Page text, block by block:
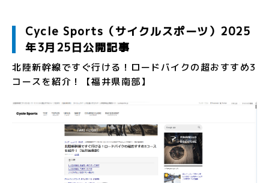
Cycle Sports（サイクルスポーツ）2025
年3月25日公開記事
北陸新幹線ですぐ行ける！ロードバイクの超おすすめ3
コースを紹介！【福井県南部】